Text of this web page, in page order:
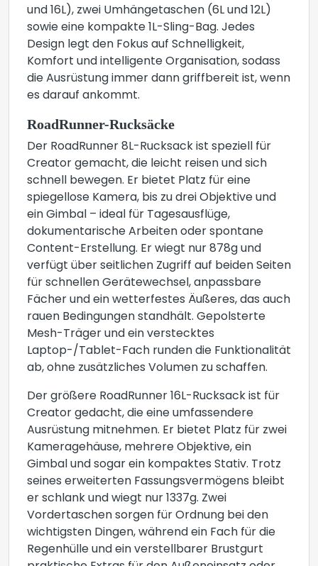
und 16L), zwei Umhängetaschen (6L und 12L)
sowie eine kompakte 1L-Sling-Bag. Jedes
Design legt den Fokus auf Schnelligkeit,
Komfort und intelligente Organisation, sodass
die Ausrüstung immer dann griffbereit ist, wenn
es darauf ankommt.
RoadRunner-Rucksäcke
Der RoadRunner 8L-Rucksack ist speziell für
Creator gemacht, die leicht reisen und sich
schnell bewegen. Er bietet Platz für eine
spiegellose Kamera, bis zu drei Objektive und
ein Gimbal – ideal für Tagesausflüge,
dokumentarische Arbeiten oder spontane
Content-Erstellung. Er wiegt nur 878g und
verfügt über seitlichen Zugriff auf beiden Seiten
für schnellen Gerätewechsel, anpassbare
Fächer und ein wetterfestes Äußeres, das auch
rauen Bedingungen standhält. Gepolsterte
Mesh-Träger und ein verstecktes
Laptop-/Tablet-Fach runden die Funktionalität
ab, ohne zusätzliches Volumen zu schaffen.
Der größere RoadRunner 16L-Rucksack ist für
Creator gedacht, die eine umfassendere
Ausrüstung mitnehmen. Er bietet Platz für zwei
Kameragehäuse, mehrere Objektive, ein
Gimbal und sogar ein kompaktes Stativ. Trotz
seines erweiterten Fassungsvermögens bleibt
er schlank und wiegt nur 1337g. Zwei
Vordertaschen sorgen für Ordnung bei den
wichtigsten Dingen, während ein Fach für die
Regenhülle und ein verstellbarer Brustgurt